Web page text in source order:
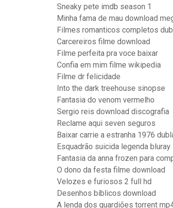
Sneaky pete imdb season 1
Minha fama de mau download
Filmes romanticos completos
Carcereiros filme download
Filme perfeita pra voce baixar
Confia em mim filme wikipedia
Filme dr felicidade
Into the dark treehouse sinopse
Fantasia do venom vermelho
Sergio reis download discografia
Reclame aqui seven seguros
Baixar carrie a estranha 1976
Esquadrão suicida legenda bluray
Fantasia da anna frozen para
O dono da festa filme download
Velozes e furiosos 2 full hd
Desenhos bíblicos download
A lenda dos guardiões torrent